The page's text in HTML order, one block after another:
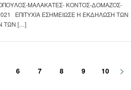
ΜΑΛΑΚΑΤΕΣ- ΚΟΝΤΟΣ-ΔΟΜΑΖΟΣ-
ΕΠΙΤΥΧΙΑ ΕΣΗΜΕΙΩΣΕ Η ΕΚΔΗΛΩΣΗ ΤΩΝ
ΤΩΝ […]
6 7 8 9 10 >